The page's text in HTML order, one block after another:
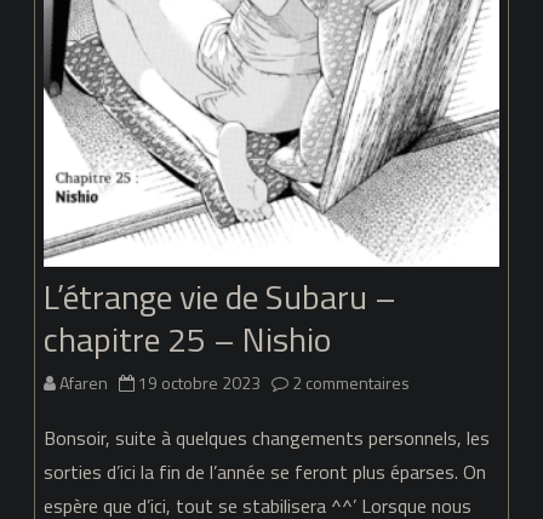
L’étrange vie de Subaru –
chapitre 25 – Nishio
Afaren 19 octobre 2023 2 commentaires
vie
de
Bonsoir, suite à quelques changements personnels, les
sorties d’ici la fin de l’année se feront plus éparses. On
espère que d’ici, tout se stabilisera ^^’ Lorsque nous